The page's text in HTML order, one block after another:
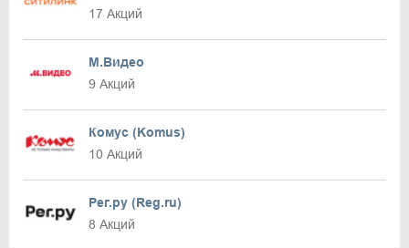
17 Акций
М.Видео
9 Акций
Комус (Komus)
10 Акций
Рег.ру (Reg.ru)
8 Акций